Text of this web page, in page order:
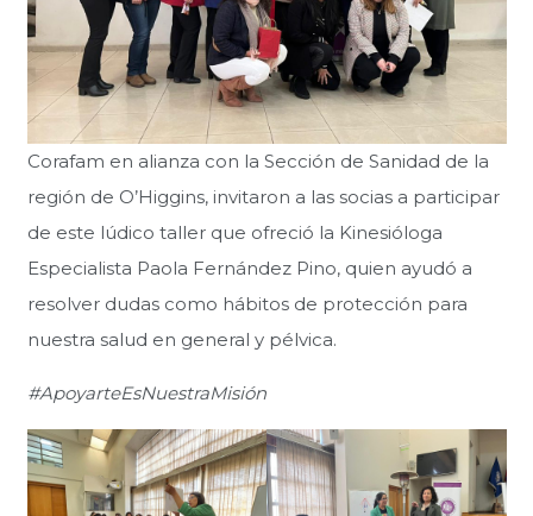
Corafam en alianza con la Sección de Sanidad de la
región de O’Higgins, invitaron a las socias a participar
de este lúdico taller que ofreció la Kinesióloga
Especialista Paola Fernández Pino, quien ayudó a
resolver dudas como hábitos de protección para
nuestra salud en general y pélvica.
#ApoyarteEsNuestraMisión